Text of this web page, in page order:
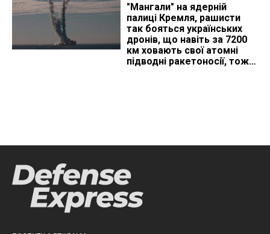
"Мангали" на ядерній
палиці Кремля, рашисти
так бояться українських
дронів, що навіть за 7200
км ховають свої атомні
підводні ракетоносії, тож